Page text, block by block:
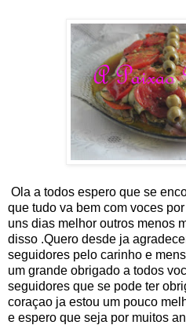
Ola a todos espero que se
que tudo va bem com voces
uns dias melhor outros menos
disso .Quero desde ja
seguidores pelo carinho e
um grande obrigado a todos
seguidores que se pode ter
coraçao ja estou um pouco
e espero que seja por muitos